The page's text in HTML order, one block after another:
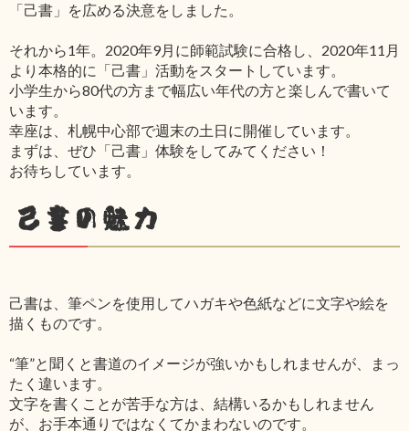
「己書」を広める決意をしました。
それから1年。2020年9月に師範試験に合格し、2020年11月
より本格的に「己書」活動をスタートしています。
小学生から80代の方まで幅広い年代の方と楽しんで書いて
います。
幸座は、札幌中心部で週末の土日に開催しています。
まずは、ぜひ「己書」体験をしてみてください！
お待ちしています。
己書の魅力
己書は、筆ペンを使用してハガキや色紙などに文字や絵を
描くものです。
“筆”と聞くと書道のイメージが強いかもしれませんが、まっ
たく違います。
文字を書くことが苦手な方は、結構いるかもしれません
が、お手本通りではなくてかまわないのです。